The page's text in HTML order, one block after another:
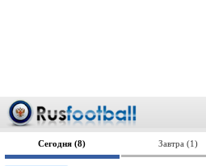
Сегодня (8) Завтра (1)